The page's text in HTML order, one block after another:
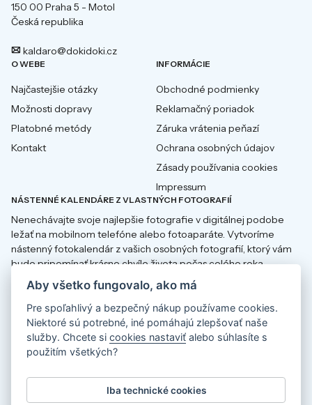
150 00 Praha 5 - Motol
Česká republika
kaldaro@dokidoki.cz
O WEBE
Najčastejšie otázky
Možnosti dopravy
Platobné metódy
Kontakt
INFORMÁCIE
Obchodné podmienky
Reklamačný poriadok
Záruka vrátenia peňazí
Ochrana osobných údajov
Zásady používania cookies
Impressum
NÁSTENNÉ KALENDÁRE Z VLASTNÝCH FOTOGRAFIÍ
Nenechávajte svoje najlepšie fotografie v digitálnej podobe
ležať na mobilnom telefóne alebo fotoaparáte. Vytvoríme
nástenný fotokalendár z vašich osobných fotografií, ktorý vám
bude pripomínať krásne chvíle života počas celého roka.
Fotokalendáře Fotokalender
Fotokalendáre Fotokalendarze
Aby všetko fungovalo, ako má
Pre spoľahlivý a bezpečný nákup používame cookies.
Niektoré sú potrebné, iné pomáhajú zlepšovať naše
služby. Chcete sicookies nastaviť alebo súhlasíte s
použitím všetkých?
Iba technické cookies